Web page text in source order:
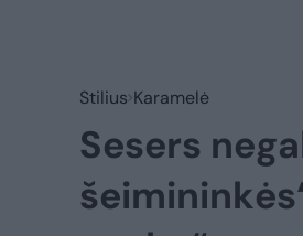
Stilius Karamelė
Sesers